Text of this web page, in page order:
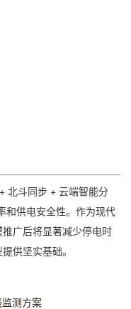
北斗同步 + 云端智能分
和供电安全性。作为现代
广后将显著减少停电时
供坚实基础。
测方案